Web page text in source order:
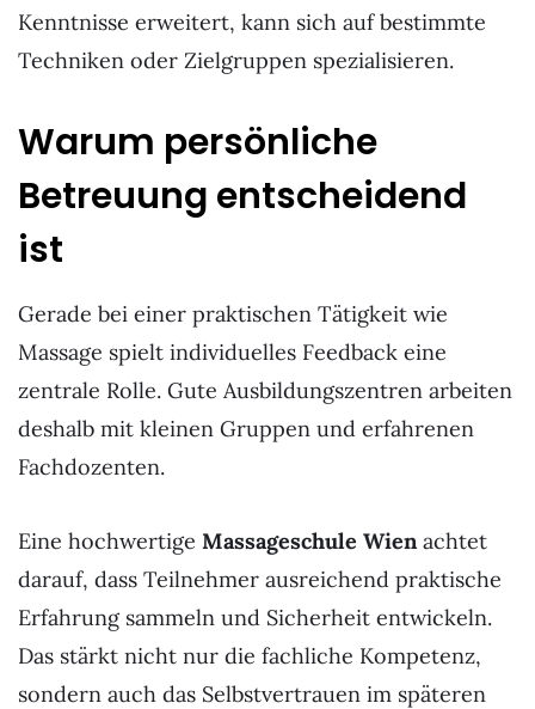
Kenntnisse erweitert, kann sich auf bestimmte
Techniken oder Zielgruppen spezialisieren.
Warum persönliche
Betreuung entscheidend
ist
Gerade bei einer praktischen Tätigkeit wie
Massage spielt individuelles Feedback eine
zentrale Rolle. Gute Ausbildungszentren arbeiten
deshalb mit kleinen Gruppen und erfahrenen
Fachdozenten.
Eine hochwertige Massageschule Wienachtet
darauf, dass Teilnehmer ausreichend praktische
Erfahrung sammeln und Sicherheit entwickeln.
Das stärkt nicht nur die fachliche Kompetenz,
sondern auch das Selbstvertrauen im späteren